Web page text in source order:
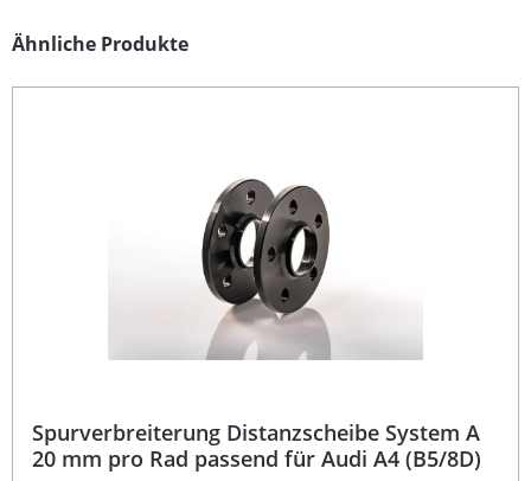
Produktgalerie überspringen
Ähnliche Produkte
Spurverbreiterung Distanzscheibe System A
20 mm pro Rad passend für Audi A4 (B5/8D)